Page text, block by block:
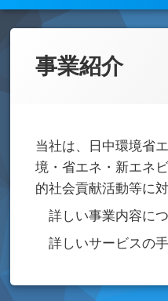
事業紹介
当社は、日中環境省
境・省エネ・新エネ
的社会貢献活動等に
詳しい事業内容に
詳しいサービスの